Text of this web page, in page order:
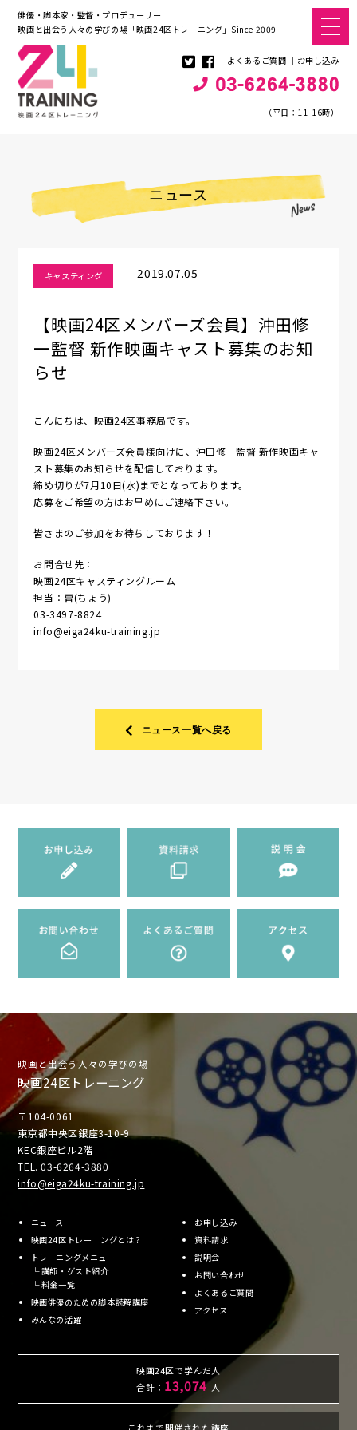
俳優・脚本家・監督・プロデューサー
映画と出会う人々の学びの場「映画24区トレーニング」Since 2009
よくあるご質問 お申し込み
（平日：11-16時）
ニュース
キャスティング 2019.07.05
【映画24区メンバーズ会員】沖田修
一監督 新作映画キャスト募集のお知
らせ
こんにちは、映画24区事務局です。
映画24区メンバーズ会員様向けに、沖田修一監督 新作映画キャ
スト募集のお知らせを配信しております。
締め切りが7月10日(水)までとなっております。
応募をご希望の方はお早めにご連絡下さい。
皆さまのご参加をお待ちしております！
お問合せ先：
映画24区キャスティングルーム
担当：曺(ちょう)
03-3497-8824
info@eiga24ku-training.jp
ニュース一覧へ戻る
映画と出会う人々の学びの場
映画24区トレーニング
〒104-0061
東京都中央区銀座3-10-9
KEC銀座ビル2階
TEL. 03-6264-3880
info@eiga24ku-training.jp
ニュース
映画24区トレーニングとは？
トレーニングメニュー
└講師・ゲスト紹介
└料金一覧
映画俳優のための脚本読解講座
みんなの活躍
お申し込み
資料請求
説明会
お問い合わせ
よくあるご質問
アクセス
映画24区で学んだ人
合計： 13,074 人